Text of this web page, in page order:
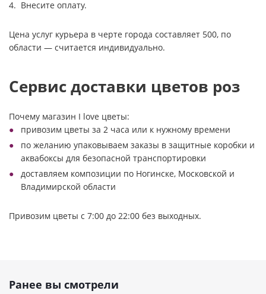
Внесите оплату.
Цена услуг курьера в черте города составляет 500, по
области — считается индивидуально.
Сервис доставки цветов роз
Почему магазин I love цветы:
привозим цветы за 2 часа или к нужному времени
по желанию упаковываем заказы в защитные коробки и
аквабоксы для безопасной транспортировки
доставляем композиции по Ногинске, Московской и
Владимирской области
Привозим цветы с 7:00 до 22:00 без выходных.
Ранее вы смотрели